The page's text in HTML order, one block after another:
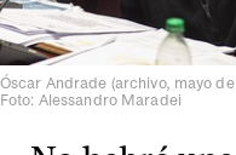
Óscar Andrade (archivo, mayo de
Foto: Alessandro Maradei